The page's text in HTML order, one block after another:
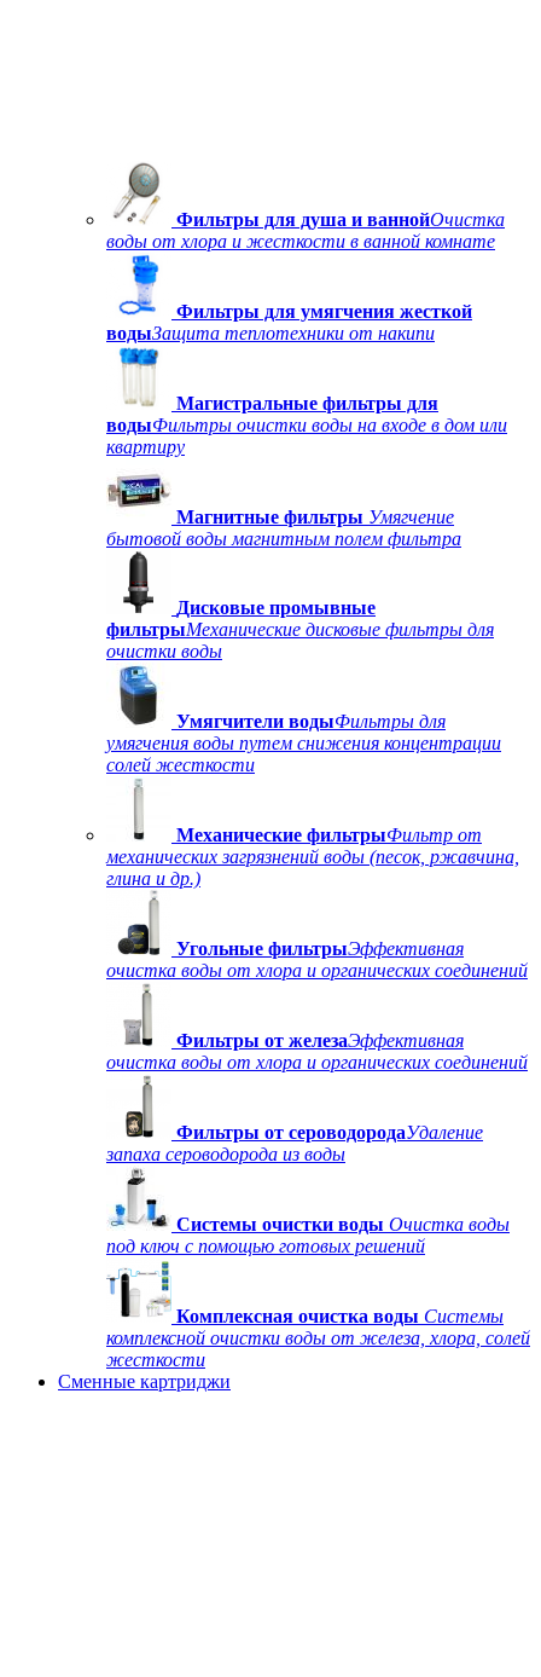
Фильтры для душа и ваннойОчистка
воды от хлора и жесткости в ванной комнате
Фильтры для умягчения жесткой
водыЗащита теплотехники от накипи
Магистральные фильтры для
водыФильтры очистки воды на входе в дом или
квартиру
Магнитные фильтры Умягчение
бытовой воды магнитным полем фильтра
Дисковые промывные
фильтрыМеханические дисковые фильтры для
очистки воды
Умягчители водыФильтры для
умягчения воды путем снижения концентрации
солей жесткости
Механические фильтрыФильтр от
механических загрязнений воды (песок, ржавчина,
глина и др.)
Угольные фильтрыЭффективная
очистка воды от хлора и органических соединений
Фильтры от железаЭффективная
очистка воды от хлора и органических соединений
Фильтры от сероводородаУдаление
запаха сероводорода из воды
Системы очистки воды Очистка воды
под ключ с помощью готовых решений
Комплексная очистка воды Системы
комплексной очистки воды от железа, хлора, солей
жесткости
Сменные картриджи